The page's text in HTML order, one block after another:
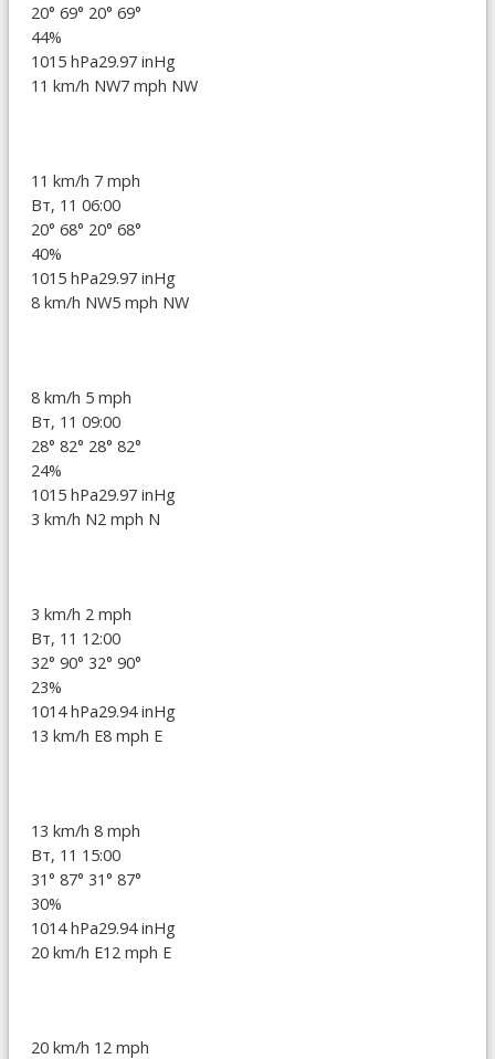
20° 69° 20° 69°
44%
1015 hPa29.97 inHg
11 km/h NW7 mph NW
11 km/h 7 mph
Вт, 11 06:00
20° 68° 20° 68°
40%
1015 hPa29.97 inHg
8 km/h NW5 mph NW
8 km/h 5 mph
Вт, 11 09:00
28° 82° 28° 82°
24%
1015 hPa29.97 inHg
3 km/h N2 mph N
3 km/h 2 mph
Вт, 11 12:00
32° 90° 32° 90°
23%
1014 hPa29.94 inHg
13 km/h E8 mph E
13 km/h 8 mph
Вт, 11 15:00
31° 87° 31° 87°
30%
1014 hPa29.94 inHg
20 km/h E12 mph E
20 km/h 12 mph